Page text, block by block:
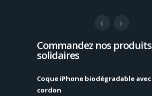
Commandez nos produits
solidaires
Coque iPhone biodégradable avec
cordon